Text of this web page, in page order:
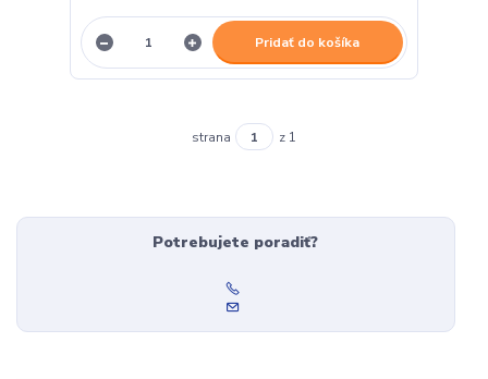
Pridať do košíka
strana z 1
Potrebujete poradiť?